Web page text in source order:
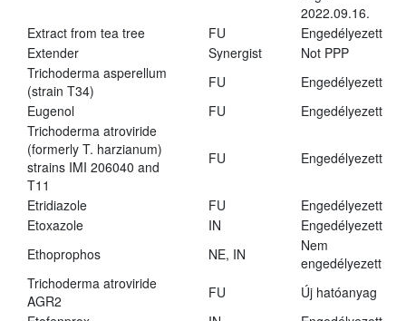
2022.09.16.
Extract from tea tree
FU
Engedélyezett
Extender
Synergist
Not PPP
Trichoderma asperellum
(strain T34)
FU
Engedélyezett
Eugenol
FU
Engedélyezett
Trichoderma atroviride
(formerly T. harzianum)
strains IMI 206040 and
T11
FU Engedélyezett
Etridiazole FU
Engedélyezett
Etoxazole
IN
Engedélyezett
Ethoprophos
NE, IN
Nem
engedélyezett
Trichoderma atroviride
AGR2
FU
Új hatóanyag